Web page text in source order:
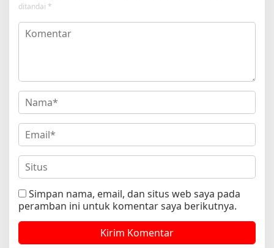
ditandai *
Simpan nama, email, dan situs web saya pada
peramban ini untuk komentar saya berikutnya.